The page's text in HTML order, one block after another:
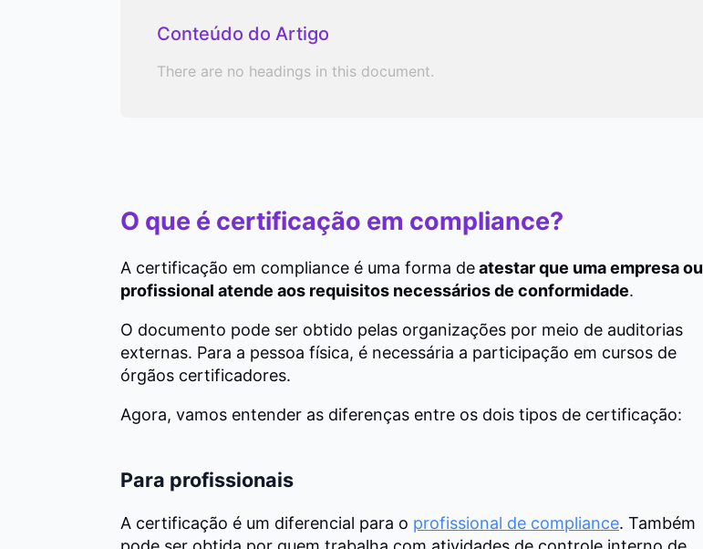
Conteúdo do Artigo
There are no headings in this document.
O que é certificação em compliance?
A certificação em compliance é uma forma deatestar que uma empresa ou
profissional atende aos requisitos necessários de conformidade.
O documento pode ser obtido pelas organizações por meio de auditorias
externas. Para a pessoa física, é necessária a participação em cursos de
órgãos certificadores.
Agora, vamos entender as diferenças entre os dois tipos de certificação:
Para profissionais
A certificação é um diferencial para o profissional de compliance. Também